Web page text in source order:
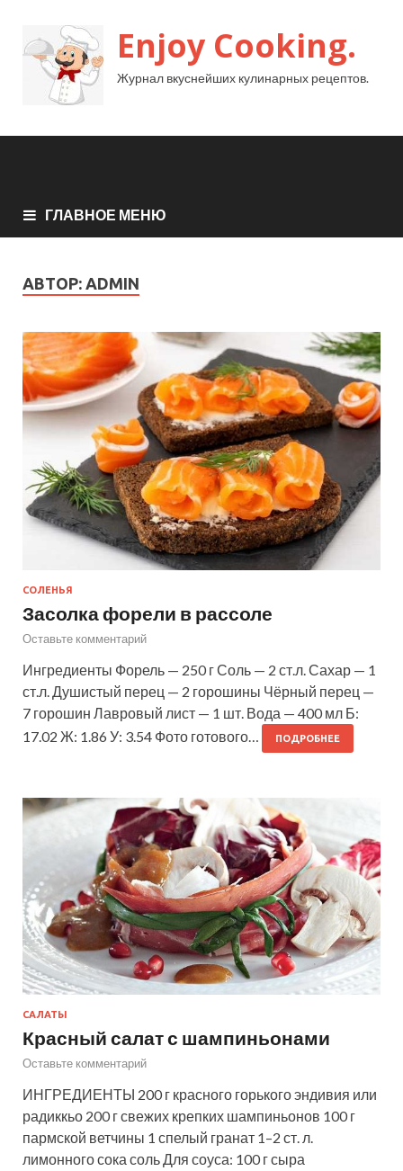
Enjoy Cooking.
Журнал вкуснейших кулинарных рецептов.
ГЛАВНОЕ МЕНЮ
АВТОР: ADMIN
СОЛЕНЬЯ
Засолка форели в рассоле
Оставьте комментарий
Ингредиенты Форель — 250 г Соль — 2 ст.л. Сахар — 1
ст.л. Душистый перец — 2 горошины Чёрный перец —
7 горошин Лавровый лист — 1 шт. Вода — 400 мл Б:
17.02 Ж: 1.86 У: 3.54 Фото готового…
ПОДРОБНЕЕ
САЛАТЫ
Красный салат с шампиньонами
Оставьте комментарий
ИНГРЕДИЕНТЫ 200 г красного горького эндивия или
радиккьо 200 г свежих крепких шампиньонов 100 г
пармской ветчины 1 спелый гранат 1–2 ст. л.
лимонного сока соль Для соуса: 100 г сыра